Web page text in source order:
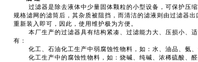
过滤器是除去液体中少量固体颗粒的小型设备，可保护压缩
规格滤网的滤筒后，其杂质被阻挡，而清洁的滤液则由过滤器
重新装入即可，因此，使用维护极为方便。
本厂生产的过滤器具有结构紧凑、过滤能力大、压损小、适
有：
化工、石油化工生产中弱腐蚀性物料，如：水、油品、氨、
化工生产中的腐蚀性物料，如：烧碱、纯碱、浓稀硫酸、醛